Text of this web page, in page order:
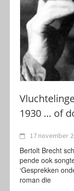
1930 … of
17 november
Bertolt Brecht
pende ook
‘Gesprekken
roman die